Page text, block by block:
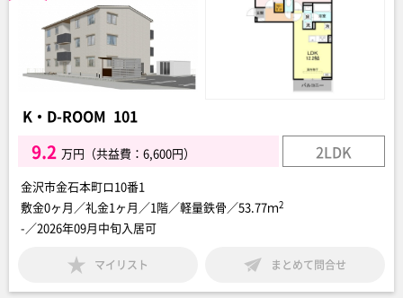
K・D-ROOM 101
9.2 万円（共益費：6,600円） 2LDK
金沢市金石本町ロ10番1
敷金0ヶ月／礼金1ヶ月／1階／軽量鉄骨／53.77ｍ2
-／2026年09月中旬入居可
マイリスト まとめて問合せ